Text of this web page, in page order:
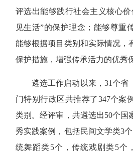
评选出能够践行社会主义核心
见生活”的保护理念；能够尊重
能够根据项目类别和实际情况，
保护措施，增强传承活力的优秀
遴选工作启动以来，31个省
门特别行政区共推荐了347个案
类别。经评审，共遴选出50个国
秀实践案例，包括民间文学类3
统舞蹈类5个，传统戏剧类5个